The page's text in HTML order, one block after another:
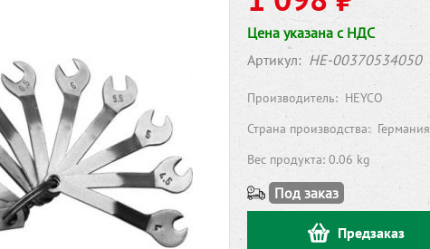
Цена указана с НДС
Артикул: HE-00370534050
Производитель: HEYCO
Страна производства: Германия
Вес продукта: 0.06 kg
Под заказ
Предзаказ